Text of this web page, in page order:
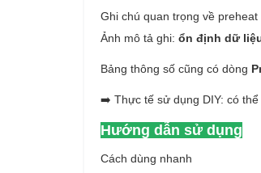
Ghi chú quan trọng về preheat
Ảnh mô tả ghi: ổn định dữ
Bảng thông số cũng có dòng
➡️ Thực tế sử dụng DIY: có
Hướng dẫn sử dụng
Cách dùng nhanh